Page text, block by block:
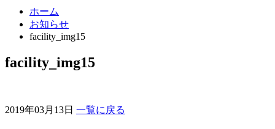
ホーム
お知らせ
facility_img15
facility_img15
2019年03月13日 一覧に戻る